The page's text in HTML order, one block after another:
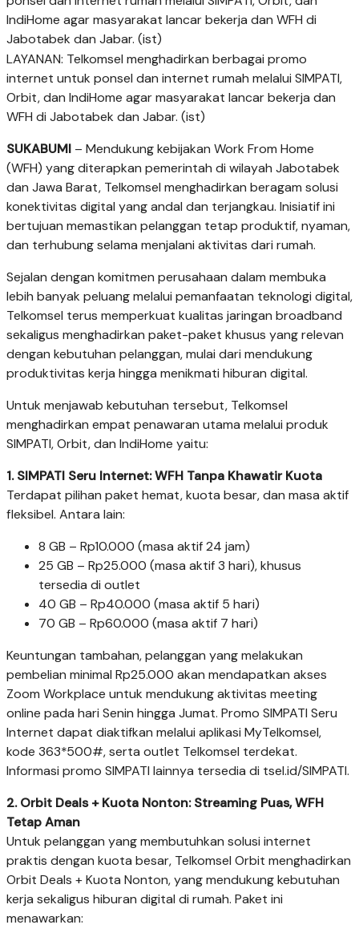
LAYANAN: Telkomsel menghadirkan berbagai promo
internet untuk ponsel dan internet rumah melalui SIMPATI,
Orbit, dan IndiHome agar masyarakat lancar bekerja dan
WFH di Jabotabek dan Jabar. (ist)
SUKABUMI – Mendukung kebijakan Work From Home
(WFH) yang diterapkan pemerintah di wilayah Jabotabek
dan Jawa Barat, Telkomsel menghadirkan beragam solusi
konektivitas digital yang andal dan terjangkau. Inisiatif ini
bertujuan memastikan pelanggan tetap produktif, nyaman,
dan terhubung selama menjalani aktivitas dari rumah.
Sejalan dengan komitmen perusahaan dalam membuka
lebih banyak peluang melalui pemanfaatan teknologi digital,
Telkomsel terus memperkuat kualitas jaringan broadband
sekaligus menghadirkan paket-paket khusus yang relevan
dengan kebutuhan pelanggan, mulai dari mendukung
produktivitas kerja hingga menikmati hiburan digital.
Untuk menjawab kebutuhan tersebut, Telkomsel
menghadirkan empat penawaran utama melalui produk
SIMPATI, Orbit, dan IndiHome yaitu:
1. SIMPATI Seru Internet: WFH Tanpa Khawatir Kuota
Terdapat pilihan paket hemat, kuota besar, dan masa aktif
fleksibel. Antara lain:
8 GB – Rp10.000 (masa aktif 24 jam)
25 GB – Rp25.000 (masa aktif 3 hari), khusus
tersedia di outlet
40 GB – Rp40.000 (masa aktif 5 hari)
70 GB – Rp60.000 (masa aktif 7 hari)
Keuntungan tambahan, pelanggan yang melakukan
pembelian minimal Rp25.000 akan mendapatkan akses
Zoom Workplace untuk mendukung aktivitas meeting
online pada hari Senin hingga Jumat. Promo SIMPATI Seru
Internet dapat diaktifkan melalui aplikasi MyTelkomsel,
kode 363*500#, serta outlet Telkomsel terdekat.
Informasi promo SIMPATI lainnya tersedia di tsel.id/SIMPATI.
2. Orbit Deals + Kuota Nonton: Streaming Puas, WFH
Tetap Aman
Untuk pelanggan yang membutuhkan solusi internet
praktis dengan kuota besar, Telkomsel Orbit menghadirkan
Orbit Deals + Kuota Nonton, yang mendukung kebutuhan
kerja sekaligus hiburan digital di rumah. Paket ini
menawarkan: